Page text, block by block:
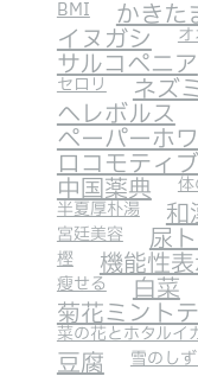
BMI かきた
イヌガシ オ
サルコペニア
セロリ ネズ
ヘレボルス
ペーパーホ
ロコモティ
中国薬典 体
半夏厚朴湯 和
宮廷美容 尿
樫 機能性
瘦せる 白菜
菊花ミント
菜の花とホタルイ
豆腐 雪のしず